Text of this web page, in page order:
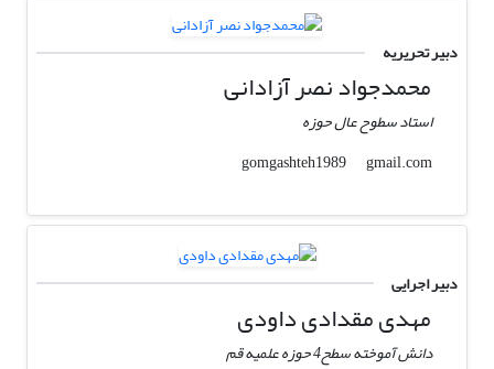
دبیر تحریریه
محمدجواد نصر آزادانی
استاد سطوح عال حوزه
gomgashteh1989
gmail.com
دبیر اجرایی
مهدی مقدادی داودی
دانش آموخته سطح4 حوزه علمیه قم